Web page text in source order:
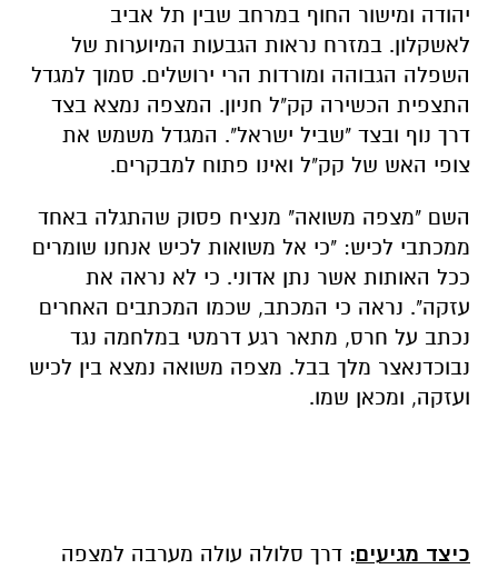
יהודה ומישור החוף במרחב שבין תל אביב
לאשקלון. במזרח נראות הגבעות המיוערות של
השפלה הגבוהה ומורדות הרי ירושלים. סמוך למגדל
התצפית הכשירה קק"ל חניון. המצפה נמצא בצד
דרך נוף ובצד "שביל ישראל". המגדל משמש את
צופי האש של קק"ל ואינו פתוח למבקרים.
השם "מצפה משואה" מנציח פסוק שהתגלה באחד
ממכתבי לכיש: "כי אל משואות לכיש אנחנו שומרים
ככל האותות אשר נתן אדוני. כי לא נראה את
עזקה". נראה כי המכתב, שכמו המכתבים האחרים
נכתב על חרס, מתאר רגע דרמטי במלחמה נגד
נבוכדנאצר מלך בבל. מצפה משואה נמצא בין לכיש
ועזקה, ומכאן שמו.
כיצד מגיעים: דרך סלולה עולה מערבה למצפה